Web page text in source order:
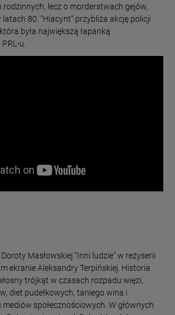
lecz o morderstwach gejów,
latach 80. “Hiacynt” przybliża akcję policji
była największą łapanką
u.
Masłowskiej “Inni ludzie” w reżyserii
ekranie Aleksandry Terpińskiej. Historia
trójkąt w czasach rozpadu więzi,
diet pudełkowych, taniego wina i
społecznościowych. W głównych